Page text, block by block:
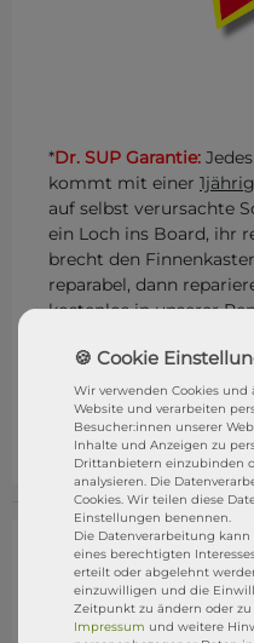
*Dr. SUP Garantie:
kommt mit einer
auf selbst verursachte
ein Loch ins Board, ihr
brecht den
reparabel, dann
kostenlos in unserer
übernehmen alles
gesetzliche
bestehen.
GARANTIE
Wir verwenden Cookies
Website und verarbeiten
Besucher:innen unserer
Inhalte und Anzeigen zu
Drittanbietern einzubinden
analysieren. Die
Cookies. Wir teilen diese
Einstellungen benennen.
Die Datenverarbeitung
eines berechtigten
erteilt oder abgelehnt
einzuwilligen und die
Zeitpunkt zu ändern oder
Impressum und weitere